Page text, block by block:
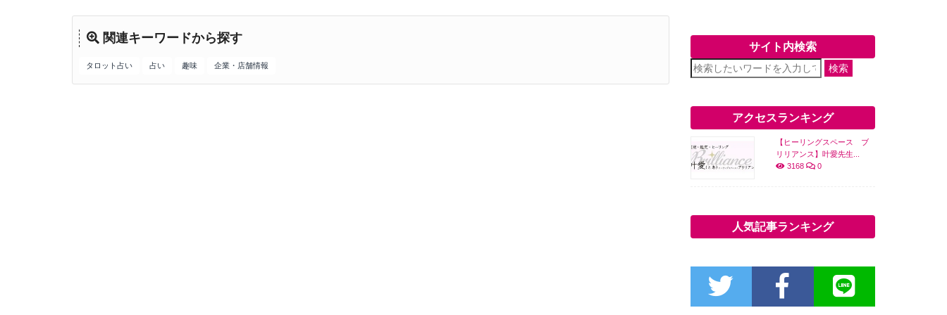
関連キーワードから探す
タロット占い 占い 趣味 企業・店舗情報
サイト内検索
検索
アクセスランキング
【ヒーリングスペース ブ
リリアンス】叶愛先生...
3168
0
人気記事ランキング